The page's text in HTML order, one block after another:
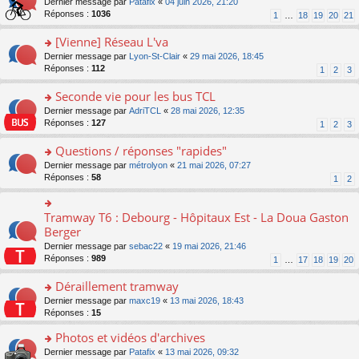
nt
s
ré
e
nt
n
lu
le
pl
u
s
ré
e
nt
e
n
o
n
lu
le
pl
u
s
ré
c
nt
e
s
s
a
g
e
n
lu
le
pl
u
s
ré
nt
n
s
ult
er
le
m
e
s
s
a
g
n
o
n
lu
le
u
s
ré
nt
Réponses : 1036 1 18 19 20 21
o
n
s
ult
er
le
m
e
s
s
a
g
e
n
o
n
lu
le
pl
u
s
ré
c
nt
[Vienne] Réseau L'va
Dernier message par Lyon-St-Clair « 29 mai 2026, 18:45
Réponses : 112 1 2 3
o
n
s
ult
er
le
m
e
s
a
g
e
n
lu
le
pl
u
s
Seconde vie pour les bus TCL
Dernier message par AdriTCL « 28 mai 2026, 12:35
Réponses : 127 1 2 3
o
n
s
ult
er
le
m
e
s
s
a
g
e
n
o
n
Questions / réponses "rapides"
Dernier message par métrolyon « 21 mai 2026, 07:27
Réponses : 58 1 2
o
n
ult
er
le
m
e
s
s
a
g
Tramway T6 : Debourg - Hôpitaux Est - La Doua Gaston
Berger
Dernier message par sebac22 « 19 mai 2026, 21:46
Réponses : 989 1 17 18 19 20
o
n
s
ult
er
Déraillement tramway
Dernier message par maxc19 « 13 mai 2026, 18:43
Réponses : 15
o
Photos et vidéos d'archives
Dernier message par Patafix « 13 mai 2026, 09:32